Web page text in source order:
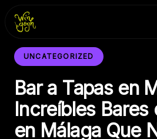
Inicio
Blog
Contacto
UNCATEGORIZED
Bar a Tapas en
Increíbles Bares
en Málaga Que